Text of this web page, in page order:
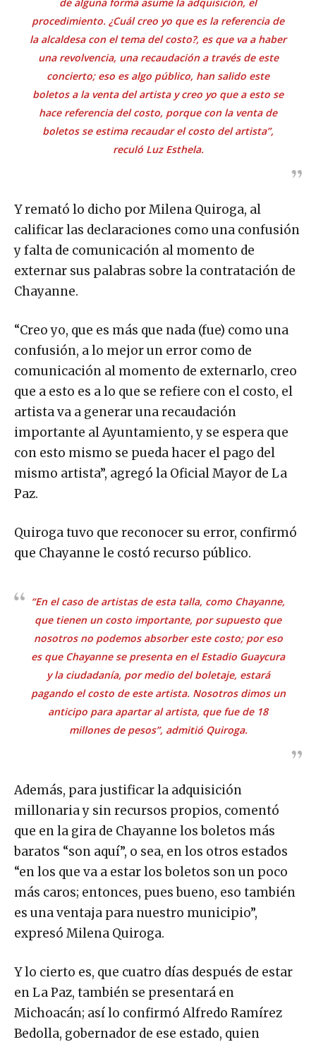
procedimiento. ¿Cuál creo yo que es la referencia de
la alcaldesa con el tema del costo?, es que va a haber
una revolvencia, una recaudación a través de este
concierto; eso es algo público, han salido este
boletos a la venta del artista y creo yo que a esto se
hace referencia del costo, porque con la venta de
boletos se estima recaudar el costo del artista”,
reculó Luz Esthela.
Y remató lo dicho por Milena Quiroga, al
calificar las declaraciones como una confusión
y falta de comunicación al momento de
externar sus palabras sobre la contratación de
Chayanne.
“Creo yo, que es más que nada (fue) como una
confusión, a lo mejor un error como de
comunicación al momento de externarlo, creo
que a esto es a lo que se refiere con el costo, el
artista va a generar una recaudación
importante al Ayuntamiento, y se espera que
con esto mismo se pueda hacer el pago del
mismo artista”, agregó la Oficial Mayor de La
Paz.
Quiroga tuvo que reconocer su error, confirmó
que Chayanne le costó recurso público.
“En el caso de artistas de esta talla, como Chayanne,
que tienen un costo importante, por supuesto que
nosotros no podemos absorber este costo; por eso
es que Chayanne se presenta en el Estadio Guaycura
y la ciudadanía, por medio del boletaje, estará
pagando el costo de este artista. Nosotros dimos un
anticipo para apartar al artista, que fue de 18
millones de pesos”, admitió Quiroga.
Además, para justificar la adquisición
millonaria y sin recursos propios, comentó
que en la gira de Chayanne los boletos más
baratos “son aquí”, o sea, en los otros estados
“en los que va a estar los boletos son un poco
más caros; entonces, pues bueno, eso también
es una ventaja para nuestro municipio”,
expresó Milena Quiroga.
Y lo cierto es, que cuatro días después de estar
en La Paz, también se presentará en
Michoacán; así lo confirmó Alfredo Ramírez
Bedolla, gobernador de ese estado, quien